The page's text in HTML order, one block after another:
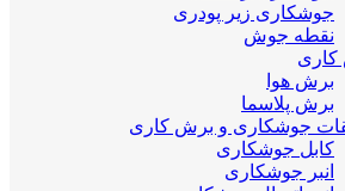
جوشکاری زیر پودری
نقطه جوش
برش هوا
برش پلاسما
جوشکاری و برش کاری
کابل جوشکاری
انبر جوشکاری